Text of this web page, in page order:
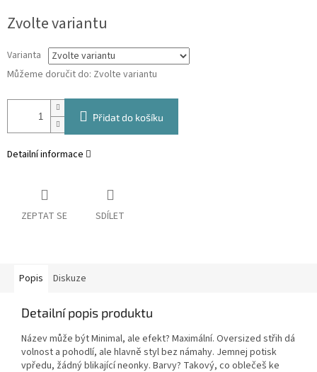
cena:
Zvolte variantu
Varianta
Můžeme doručit do: Zvolte variantu
Přidat do košíku
Detailní informace
ZEPTAT SE SDÍLET
Popis Diskuze
Detailní popis produktu
Název může být Minimal, ale efekt? Maximální. Oversized střih dá
volnost a pohodlí, ale hlavně styl bez námahy. Jemnej potisk
vpředu, žádný blikající neonky. Barvy? Takový, co oblečeš ke